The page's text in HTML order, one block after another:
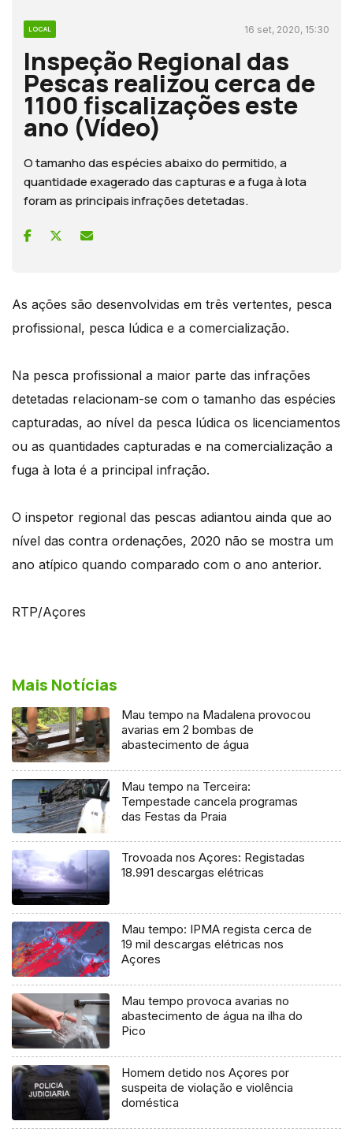
LOCAL 16 set, 2020, 15:30
Inspeção Regional das
Pescas realizou cerca de
1100 fiscalizações este
ano (Vídeo)
O tamanho das espécies abaixo do permitido, a
quantidade exagerado das capturas e a fuga à lota
foram as principais infrações detetadas.
As ações são desenvolvidas em três vertentes, pesca
profissional, pesca lúdica e a comercialização.
Na pesca profissional a maior parte das infrações
detetadas relacionam-se com o tamanho das espécies
capturadas, ao nível da pesca lúdica os licenciamentos
ou as quantidades capturadas e na comercialização a
fuga à lota é a principal infração.
O inspetor regional das pescas adiantou ainda que ao
nível das contra ordenações, 2020 não se mostra um
ano atípico quando comparado com o ano anterior.
RTP/Açores
Mais Notícias
Mau tempo na Madalena provocou
avarias em 2 bombas de
abastecimento de água
Mau tempo na Terceira:
Tempestade cancela programas
das Festas da Praia
Trovoada nos Açores: Registadas
18.991 descargas elétricas
Mau tempo: IPMA regista cerca de
19 mil descargas elétricas nos
Açores
Mau tempo provoca avarias no
abastecimento de água na ilha do
Pico
Homem detido nos Açores por
suspeita de violação e violência
doméstica